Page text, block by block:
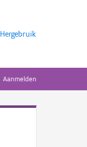
Hergebruik
Aanmelden